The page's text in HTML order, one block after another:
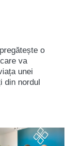
o
va
unei
din nordul